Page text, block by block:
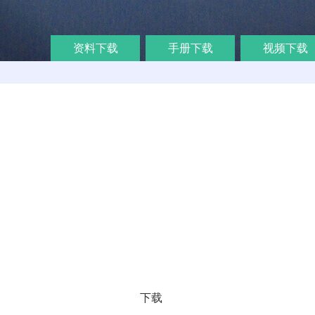
资料下载 手册下载 视频下载
下载